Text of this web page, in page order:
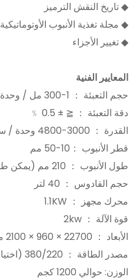
◆ تاريخ النقش الترميز
◆ مجلة تغذية الأنبوب الأوتوماتيكية
◆ تغيير الأجزاء
المعايير الفنية
حجم التعبئة ： 1-300 مل / وحدة (قابل للتعديل)
دقة التعبئة ： ≦ ± 0.5 ﹪
القدرة ： 3000-4800 وحدة / ساعة (قابل للتعديل)
قطر الأنبوب ：10-50 مم
طول الأنبوب ： 210 مم (يمكن طلب)
حجم القادوس ： 40 لتر
محرك مجهز ： 1.1KW
قوة الآلة ： 2kw
الأبعاد ： 22700 × 960 × 2100 مم）
مصدر الطاقة ： 380/220 (اختياري)
الوزن: حوالي 1200 كجم